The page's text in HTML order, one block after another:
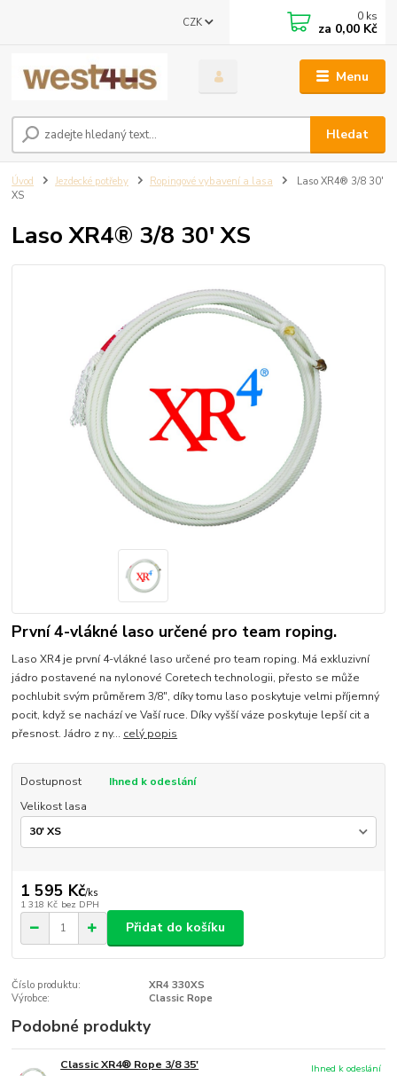
Menu
CZK
Hledat
0 ks
za 0,00 Kč
Úvod Jezdecké potřeby Ropingové vybavení a lasa
Laso XR4® 3/8 30'
XS
Laso XR4® 3/8 30' XS
První 4-vlákné laso určené pro team roping.
Laso XR4 je první 4-vlákné laso určené pro team roping. Má exkluzivní
jádro postavené na nylonové Coretech technologii, přesto se může
pochlubit svým průměrem 3/8", díky tomu laso poskytuje velmi příjemný
pocit, když se nachází ve Vaší ruce. Díky vyšší váze poskytuje lepší cit a
přesnost. Jádro z ny... celý popis
Dostupnost
Ihned k odeslání
Velikost lasa
1 595 Kč/ks
1 318 Kč bez DPH
Přidat do košíku
Číslo produktu:
XR4 330XS
Výrobce:
Classic Rope
Podobné produkty
Classic XR4® Rope 3/8 35'
Ihned k odeslání